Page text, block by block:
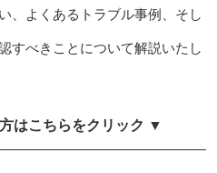
、よくあるトラブル事例、そし
すべきことについて解説いたし
はこちらをクリック ▼